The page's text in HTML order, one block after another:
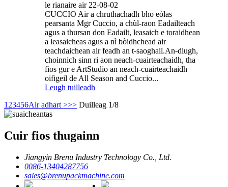
le rianaire air 22-08-02
CUCCIO Air a chruthachadh bho eòlas
pearsanta Mgr Cuccio, a chùl-raon Eadailteach
agus a thursan don Eadailt, leasaich e toraidhean
a leasaicheas agus a nì bòidhchead air
teachdaichean air feadh an t-saoghail.An-diugh,
choinnich sinn ri aon neach-cuairteachaidh, tha
fios gur e ArtStudio an neach-cuairteachaidh
oifigeil de All Season and Cuccio...
Leugh tuilleadh
1 23456Air adhart >>> Duilleag 1/8
Cuir fios thugainn
Jiangyin Brenu Industry Technology Co., Ltd.
0086-13404287756
sales@brenupackmachine.com